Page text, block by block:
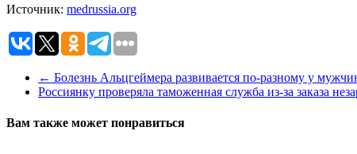
Источник: medrussia.org
← Болезнь Альцгеймера развивается по-разному у
Россиянку проверяла таможенная служба из-за заказа
Вам также может понравиться